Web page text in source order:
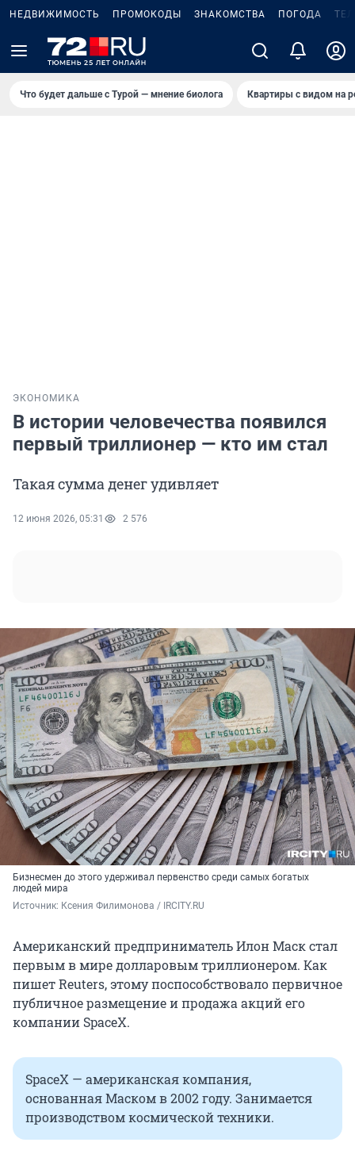
НЕДВИЖИМОСТЬ ПРОМОКОДЫ ЗНАКОМСТВА ПОГОДА
Что будет дальше с Турой — мнение биолога Квартиры с видом на
ЭКОНОМИКА
В истории человечества появился
первый триллионер — кто им стал
Такая сумма денег удивляет
12 июня 2026, 05:31 2 576
Бизнесмен до этого удерживал первенство среди самых богатых
людей мира
Источник: Ксения Филимонова / IRCITY.RU
Американский предприниматель Илон Маск стал
первым в мире долларовым триллионером. Как
пишет Reuters, этому поспособствовало первичное
публичное размещение и продажа акций его
компании SpaceX.
SpaceX — американская компания,
основанная Маском в 2002 году. Занимается
производством космической техники.